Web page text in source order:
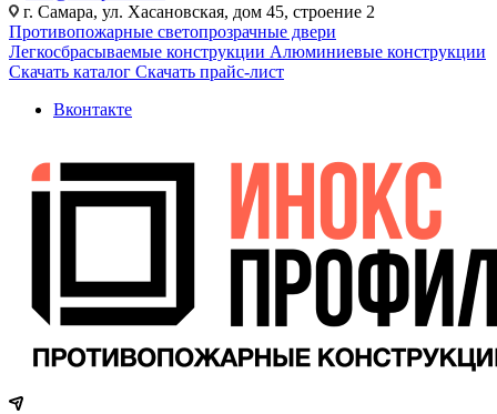
г. Самара, ул. Хасановская, дом 45, строение 2
Противопожарные светопрозрачные двери
Легкосбрасываемые конструкции Алюминиевые конструкции
Скачать каталог Скачать прайс-лист
Вконтакте